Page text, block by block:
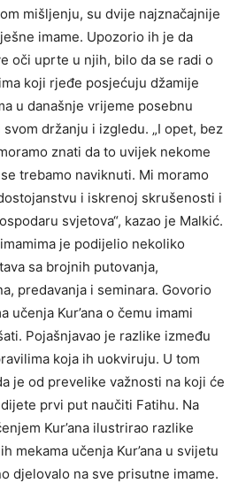
mišljenju, su dvije najznačajnije
imame. Upozorio ih je da
oči uprte u njih, bilo da se radi o
koji rjeđe posjećuju džamije
u današnje vrijeme posebnu
držanju i izgledu. „I opet, bez
znati da to uvijek nekome
trebamo naviknuti. Mi moramo
i iskrenoj skrušenosti i
svjetova“, kazao je Malkić.
je podijelio nekoliko
sa brojnih putovanja,
predavanja i seminara. Govorio
učenja Kur’ana o čemu imami
Pojašnjavao je razlike između
koja ih uokviruju. U tom
je od prevelike važnosti na koji će
prvi put naučiti Fatihu. Na
Kur’ana ilustrirao razlike
mekama učenja Kur’ana u svijetu
djelovalo na sve prisutne imame.